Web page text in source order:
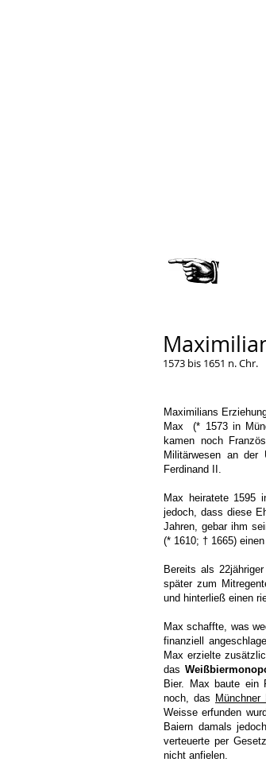
1573 bis 1651 n. Chr.
Maximilians
Max (* 1573 in
kamen noch
Militärwesen an
Ferdinand II.
Max heiratete 1595
jedoch, dass diese
Jahren, gebar ihm
(* 1610; † 1665)
Bereits als
später zum
und hinterließ einen
Max schaffte, was
finanziell
Max erzielte
das
Bier. Max baute ein
noch, das Münchner
Weisse erfunden
Baiern damals
verteuerte per
nicht anfielen.